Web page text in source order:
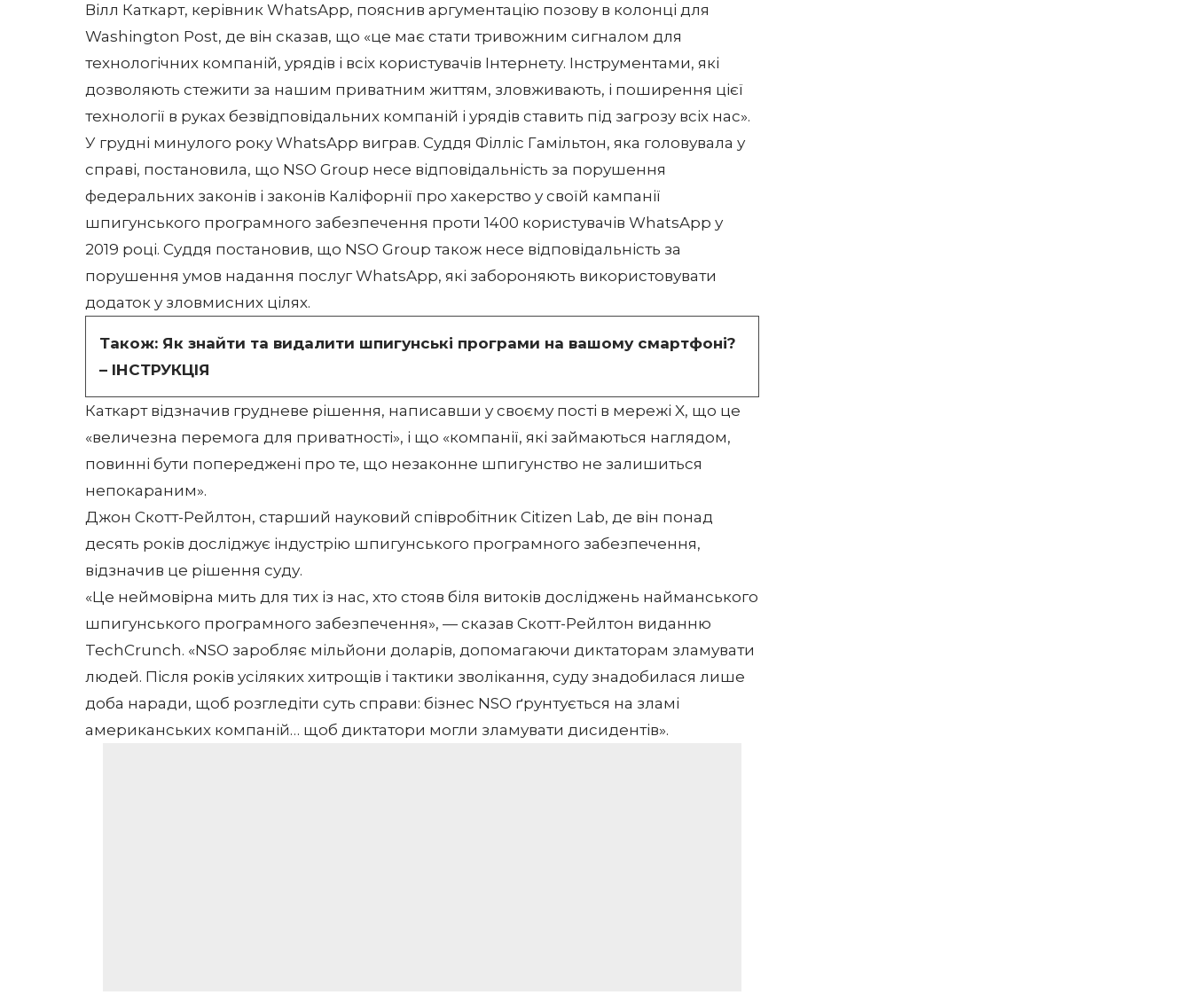
Вілл Каткарт, керівник WhatsApp, пояснив аргументацію позову в колонці для
Washington Post, де він сказав, що «це має стати тривожним сигналом для
технологічних компаній, урядів і всіх користувачів Інтернету. Інструментами, які
дозволяють стежити за нашим приватним життям, зловживають, і поширення цієї
технології в руках безвідповідальних компаній і урядів ставить під загрозу всіх нас».
У грудні минулого рокуWhatsApp виграв. Суддя Філліс Гамільтон, яка головувала у
справі, постановила, що NSO Group несе відповідальність за порушення
федеральних законів і законів Каліфорнії про хакерство у своїй кампанії
шпигунського програмного забезпечення проти 1400 користувачів WhatsApp у
2019 році. Суддя постановив, що NSO Group також несе відповідальність за
порушення умов надання послуг WhatsApp, які забороняють використовувати
додаток у зловмисних цілях.
Також: Як знайти та видалити шпигунські програми на вашому смартфоні?
– ІНСТРУКЦІЯ
Каткарт відзначив грудневе рішення, написавши у своєму пості в мережі X, що це
«величезна перемога для приватності», і що «компанії, які займаються наглядом,
повинні бути попереджені про те, що незаконне шпигунство не залишиться
непокараним».
Джон Скотт-Рейлтон, старший науковий співробітник Citizen Lab, де він понад
десять років досліджує індустрію шпигунського програмного забезпечення,
відзначив це рішення суду.
«Це неймовірна мить для тих із нас, хто стояв біля витоків досліджень найманського
шпигунського програмного забезпечення», — сказав Скотт-Рейлтон виданню
TechCrunch. «NSO заробляє мільйони доларів, допомагаючи диктаторам зламувати
людей. Після років усіляких хитрощів і тактики зволікання, суду знадобилася лише
доба наради, щоб розгледіти суть справи: бізнес NSO ґрунтується на зламі
американських компаній… щоб диктатори могли зламувати дисидентів».